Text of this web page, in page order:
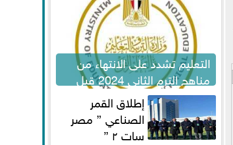
التعليم تشدد على الانتهاء من
مناهج الترم الثاني 2024 قبل
الامتحانات
إطلاق القمر
الصناعي ” مصر
سات ٢ ”